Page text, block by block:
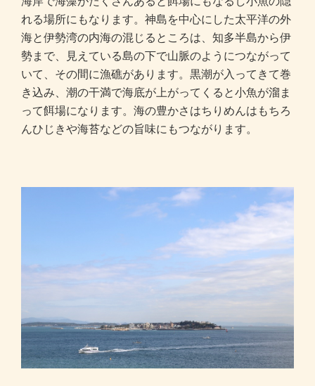
れる場所にもなります。神島を中心にした太平洋の外
海と伊勢湾の内海の混じるところは、知多半島から伊
勢まで、見えている島の下で山脈のようにつながって
いて、その間に漁礁があります。黒潮が入ってきて巻
き込み、潮の干満で海底が上がってくると小魚が溜ま
って餌場になります。海の豊かさはちりめんはもちろ
んひじきや海苔などの旨味にもつながります。